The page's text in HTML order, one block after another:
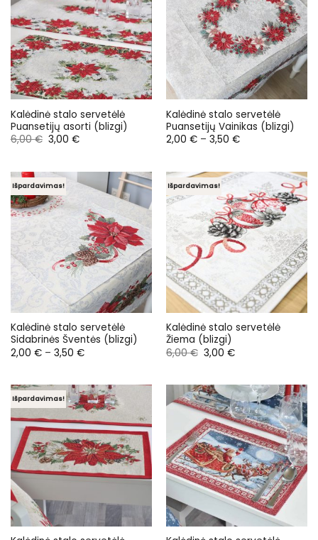
Kalėdinė stalo servetėlė
Puansetijų asorti (blizgi)
6,00€ Original
price
3,00 €Current
Kalėdinė stalo servetėlė
Puansetijų Vainikas (blizgi)
2,00 € – 3,50 €Price
3,50 €
Išpardavimas!
Kalėdinė stalo servetėlė
Sidabrinės Šventės (blizgi)
2,00 € – 3,50 €Price
3,50 €
Išpardavimas!
Kalėdinė stalo servetėlė
Žiema (blizgi)
6,00€ Original
price
3,00 €Current
Išpardavimas!